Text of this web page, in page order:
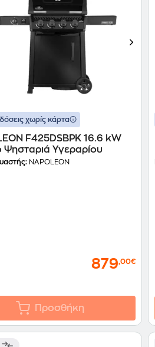
χωρίς κάρτα
F425DSBPK 16.6 kW
Υγεραρίου
NAPOLEON
879,00€
Προσθήκη